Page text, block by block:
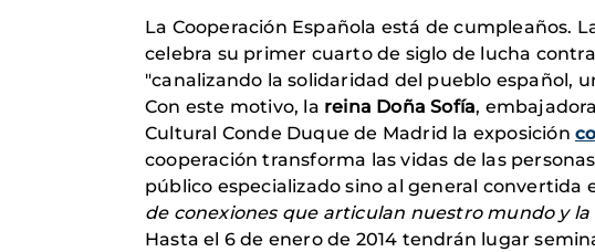
La Cooperación Española está de cumpleaños.
celebra su primer cuarto de siglo de lucha
"canalizando la solidaridad del pueblo español,
Con este motivo, la reina Doña Sofía,
Cultural Conde Duque de Madrid la exposición
cooperación transforma las vidas de las
público especializado sino al general convertida
de conexiones que articulan nuestro mundo y la
Hasta el 6 de enero de 2014 tendrán lugar